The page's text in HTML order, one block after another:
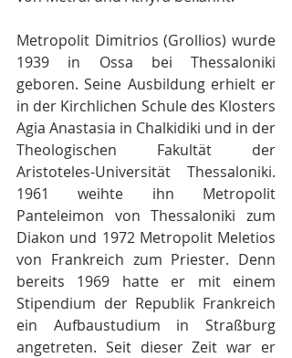
Metropolit Dimitrios (Grollios) wurde
1939 in Ossa bei Thessaloniki
geboren. Seine Ausbildung erhielt er
in der Kirchlichen Schule des Klosters
Agia Anastasia in Chalkidiki und in der
Theologischen Fakultät der
Aristoteles-Universität Thessaloniki.
1961 weihte ihn Metropolit
Panteleimon von Thessaloniki zum
Diakon und 1972 Metropolit Meletios
von Frankreich zum Priester. Denn
bereits 1969 hatte er mit einem
Stipendium der Republik Frankreich
ein Aufbaustudium in Straßburg
angetreten. Seit dieser Zeit war er